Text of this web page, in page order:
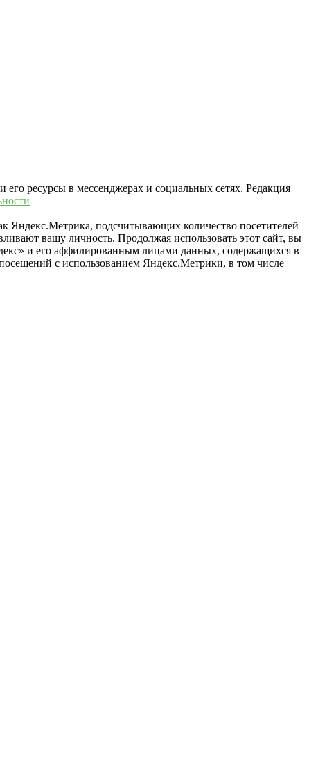
ресурсы в мессенджерах и социальных сетях. Редакция
Яндекс.Метрика, подсчитывающих количество посетителей
вашу личность. Продолжая использовать этот сайт, вы
и его аффилированным лицами данных, содержащихся в
с использованием Яндекс.Метрики, в том числе